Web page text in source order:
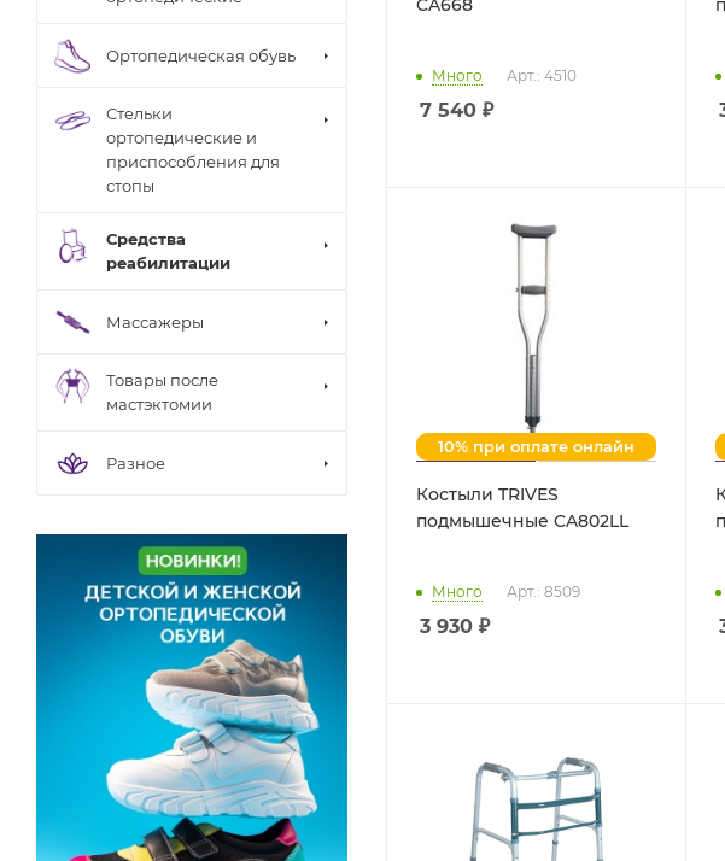
CA668
Много Арт.: 4510
7 540 ₽
10% при оплате онлайн
Костыли TRIVES
подмышечные CA802LL
Много Арт.: 8509
3 930 ₽
Ортопедическая обувь
Стельки
ортопедические и
приспособления для
стопы
Средства
реабилитации
Массажеры
Товары после
мастэктомии
Разное